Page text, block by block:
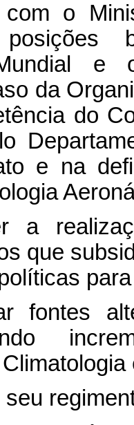
o
e
da
do
e na
a
que
fontes